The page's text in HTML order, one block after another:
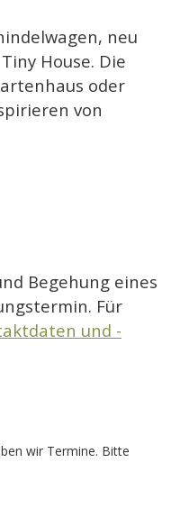
neu
House. Die
oder
von
Begehung eines
Für
und -
wir Termine. Bitte